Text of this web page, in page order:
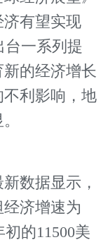
济有望实现
台一系列提
的经济增长
利影响，地
数据显示，
经济增速为
的11500美